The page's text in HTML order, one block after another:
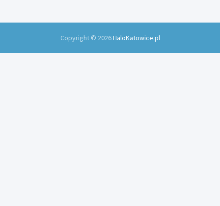
Copyright © 2026HaloKatowice.pl